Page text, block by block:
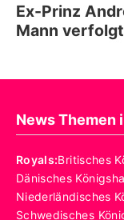
Ex-Prinz
Mann
News Themen
Royals:Britisches
Dänisches
Niederländisches
Schwedisches